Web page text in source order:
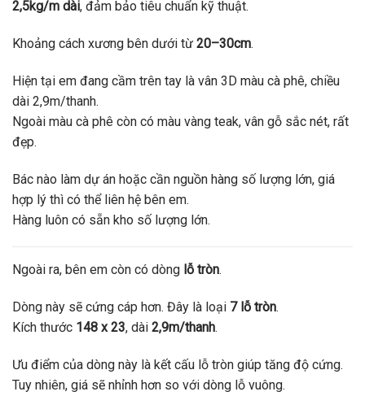
2,5kg/m dài, đảm bảo tiêu chuẩn kỹ thuật.
Khoảng cách xương bên dưới từ 20–30cm.
Hiện tại em đang cầm trên tay là vân 3D màu cà phê, chiều
dài 2,9m/thanh.
Ngoài màu cà phê còn có màu vàng teak, vân gỗ sắc nét, rất
đẹp.
Bác nào làm dự án hoặc cần nguồn hàng số lượng lớn, giá
hợp lý thì có thể liên hệ bên em.
Hàng luôn có sẵn kho số lượng lớn.
Ngoài ra, bên em còn có dòng lỗ tròn.
Dòng này sẽ cứng cáp hơn. Đây là loại 7 lỗ tròn.
Kích thước 148 x 23, dài 2,9m/thanh.
Ưu điểm của dòng này là kết cấu lỗ tròn giúp tăng độ cứng.
Tuy nhiên, giá sẽ nhỉnh hơn so với dòng lỗ vuông.